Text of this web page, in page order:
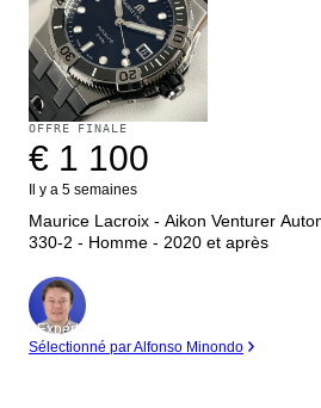
OFFRE FINALE
€ 1 100
Il y a 5 semaines
Maurice Lacroix - Aikon Venturer
330-2 - Homme - 2020 et après
Expert
Sélectionné par Alfonso Minondo